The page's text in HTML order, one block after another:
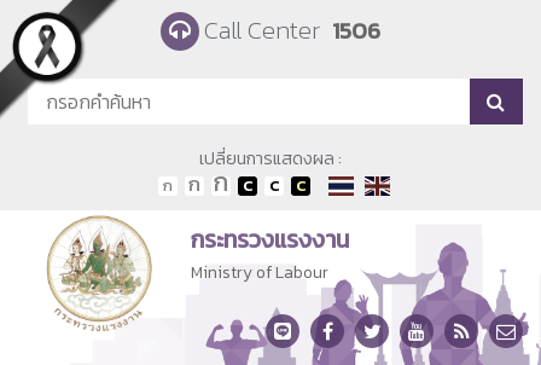
Skip to main content Call Center 1506
เปลี่ยนการแสดงผล :
กระทรวงแรงงาน
Ministry of Labour